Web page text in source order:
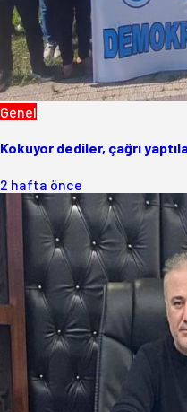
Genel
Kokuyor dediler, çağrı
2 hafta önce